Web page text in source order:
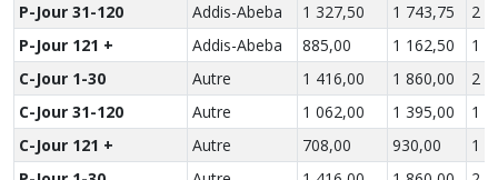
P-Jour 31-120
Addis-Abeba 1 327,50 1 743,75
2
P-Jour 121 +
Addis-Abeba 885,00 1 162,50
1
C-Jour 1-30
Autre 1 416,00 1 860,00
2
C-Jour 31-120
Autre 1 062,00 1 395,00
1
C-Jour 121 +
Autre 708,00 930,00
1